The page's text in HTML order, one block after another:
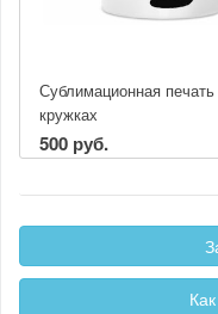
Сублимационная
кружках
500 руб.